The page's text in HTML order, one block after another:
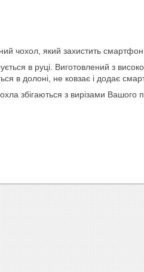
чохол, який захистить
в руці. Виготовлений з
в долоні, не ковзає і додає
збігаються з вирізами